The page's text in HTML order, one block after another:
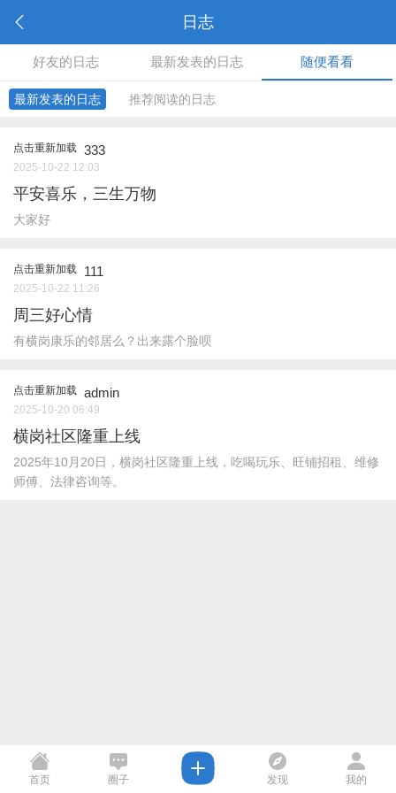
日志
好友的日志 最新发表的日志 随便看看
最新发表的日志 推荐阅读的日志
点击重新加载 333
2025-10-22 12:03
平安喜乐，三生万物
大家好
点击重新加载 111
2025-10-22 11:26
周三好心情
有横岗康乐的邻居么？出来露个脸呗
点击重新加载 admin
2025-10-20 06:49
横岗社区隆重上线
2025年10月20日，横岗社区隆重上线，吃喝玩乐、旺铺招租、维修
师傅、法律咨询等。
首页 圈子 发现 我的